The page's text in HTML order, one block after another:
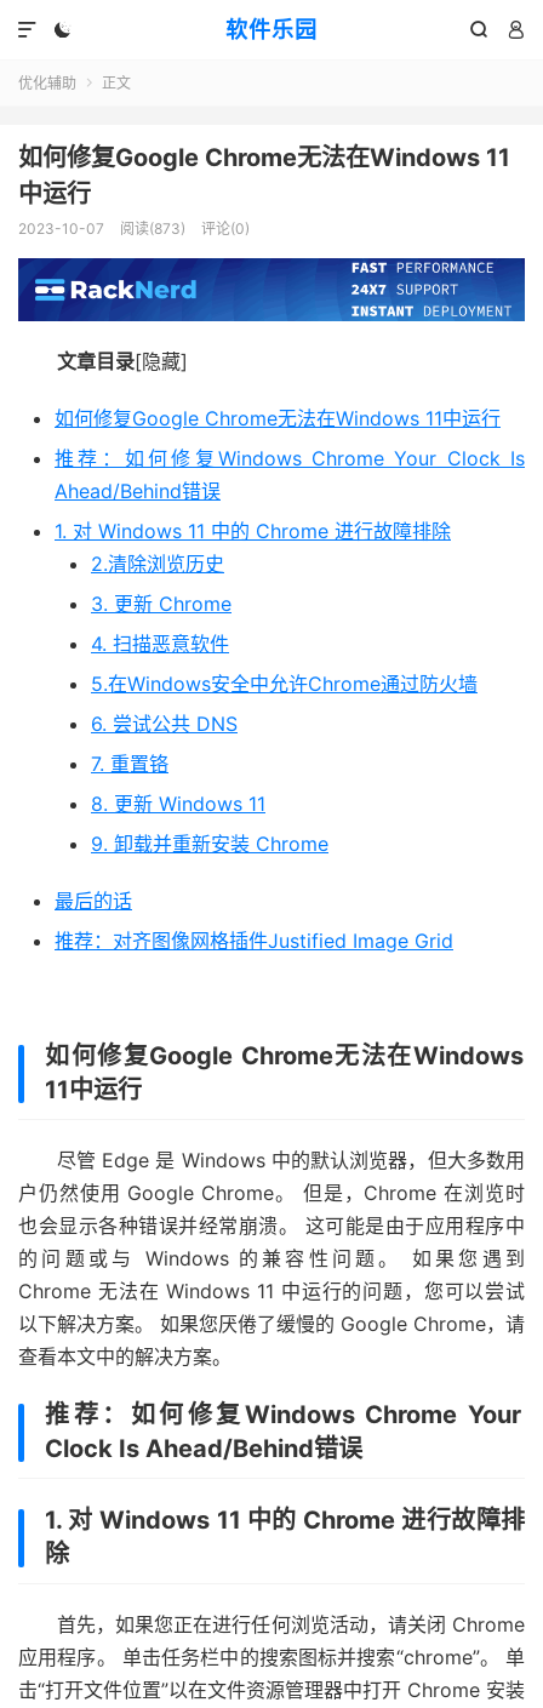
软件乐园 
 

优化辅助  正文
如何修复Google Chrome无法在Windows 11
中运行
2023-10-07 阅读(873) 评论(0)
文章目录[隐藏]
如何修复Google Chrome无法在Windows 11中运行
推荐：如何修复Windows Chrome Your Clock Is
Ahead/Behind错误
1. 对 Windows 11 中的 Chrome 进行故障排除
2.清除浏览历史
3. 更新 Chrome
4. 扫描恶意软件
5.在Windows安全中允许Chrome通过防火墙
6. 尝试公共 DNS
7. 重置铬
8. 更新 Windows 11
9. 卸载并重新安装 Chrome
最后的话
推荐：对齐图像网格插件Justified Image Grid
如何修复Google Chrome无法在Windows
11中运行
尽管 Edge 是 Windows 中的默认浏览器，但大多数用
户仍然使用 Google Chrome。 但是，Chrome 在浏览时
也会显示各种错误并经常崩溃。 这可能是由于应用程序中
的问题或与 Windows 的兼容性问题。 如果您遇到
Chrome 无法在 Windows 11 中运行的问题，您可以尝试
以下解决方案。 如果您厌倦了缓慢的 Google Chrome，请
查看本文中的解决方案。
推荐：如何修复Windows Chrome Your
Clock Is Ahead/Behind错误
1. 对 Windows 11 中的 Chrome 进行故障排
除
首先，如果您正在进行任何浏览活动，请关闭 Chrome
应用程序。 单击任务栏中的搜索图标并搜索“chrome”。 单
击“打开文件位置”以在文件资源管理器中打开 Chrome 安装